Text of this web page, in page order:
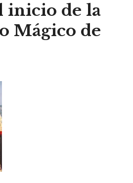
inicio de la
Mágico de